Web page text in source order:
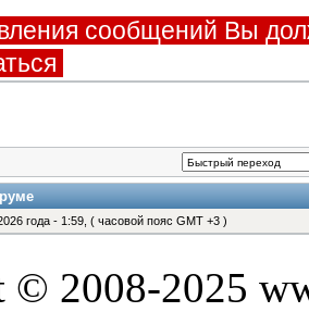
сообщений Вы
года - 1:59, ( часовой пояс GMT +3 )
© 2008-2025